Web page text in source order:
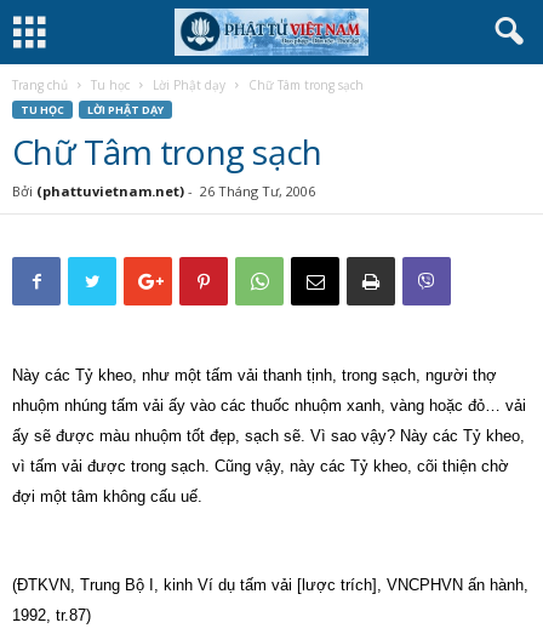
Trang chủ Tu học Lời Phật dạy Chữ Tâm trong sạch
TU HỌC LỜI PHẬT DẠY
Chữ Tâm trong sạch
Bởi (phattuvietnam.net) - 26 Tháng Tư, 2006
Này các Tỷ kheo, như một tấm vải thanh tịnh, trong sạch, người thợ
nhuộm nhúng tấm vải ấy vào các thuốc nhuộm xanh, vàng hoặc đỏ… vải
ấy sẽ được màu nhuộm tốt đẹp, sạch sẽ. Vì sao vậy? Này các Tỷ kheo,
vì tấm vải được trong sạch. Cũng vậy, này các Tỷ kheo, cõi thiện chờ
đợi một tâm không cấu uế.
(ĐTKVN, Trung Bộ I, kinh Ví dụ tấm vải [lược trích], VNCPHVN ấn hành,
1992, tr.87)